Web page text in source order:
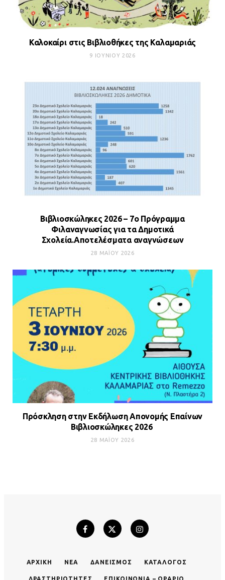
Καλοκαίρι στις Βιβλιοθήκες της Καλαμαριάς
9 ΙΟΥΝΊΟΥ 2026
Βιβλιοσκώληκες 2026 – 7ο Πρόγραμμα
Φιλαναγνωσίας για τα Δημοτικά
Σχολεία.Αποτελέσματα αναγνώσεων
28 ΜΑΪ́ΟΥ 2026
Πρόσκληση στην Εκδήλωση Απονομής Επαίνων
Βιβλιοσκώληκες 2026
28 ΜΑΪ́ΟΥ 2026
ΑΡΧΙΚΉ ΝΈΑ ΔΑΝΕΙΣΜΌΣ ΚΑΤΆΛΟΓΟΣ